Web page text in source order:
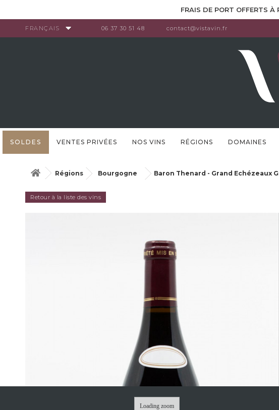
FRAIS DE PORT OFFERTS
FRANÇAIS 06 37 30 51 48 contact@vistavin.fr
SOLDES VENTES PRIVÉES NOS VINS RÉGIONS DOMAINES
Régions Bourgogne Baron Thenard - Grand Echézeaux
Retour à la liste des vins
Loading zoom